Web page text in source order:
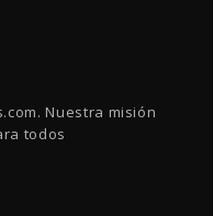
Nuestra misión
todos